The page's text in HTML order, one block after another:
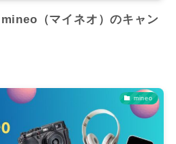
mineo（マイネオ）のキャン
mineo